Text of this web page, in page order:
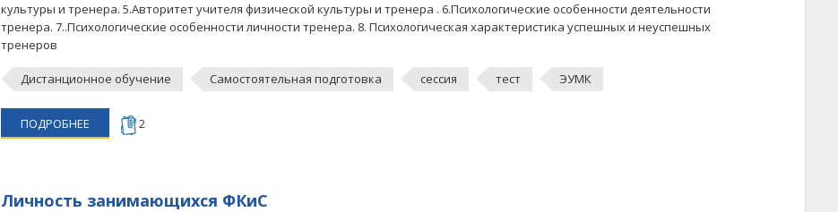
культуры и тренера. 5.Авторитет учителя физической культуры и тренера . 6.Психологические особенности деятельности
тренера. 7..Психологические особенности личности тренера. 8. Психологическая характеристика успешных и неуспешных
тренеров
Дистанционное обучение Самостоятельная подготовка сессия тест ЭУМК
ПОДРОБНЕЕ 2
Личность занимающихся ФКиС